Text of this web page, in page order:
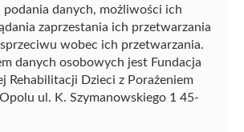
danych, możliwości ich
zaprzestania ich przetwarzania
wobec ich przetwarzania.
danych osobowych jest Fundacja
Rehabilitacji Dzieci z Porażeniem
ul. K. Szymanowskiego 1 45-